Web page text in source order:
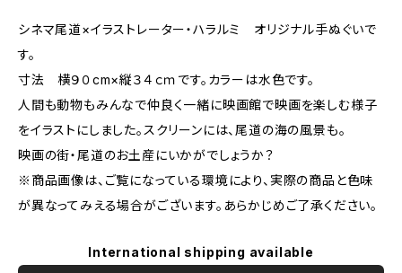
シネマ尾道×イラストレーター・ハラルミ オリジナル手ぬぐいで
す。
寸法 横９０cm×縦３４ｃｍです。カラーは水色です。
人間も動物もみんなで仲良く一緒に映画館で映画を楽しむ様子
をイラストにしました。スクリーンには、尾道の海の風景も。
映画の街・尾道のお土産にいかがでしょうか？
※商品画像は、ご覧になっている環境により、実際の商品と色味
が異なってみえる場合がございます。あらかじめご了承ください。
International shipping available